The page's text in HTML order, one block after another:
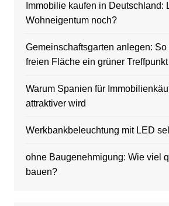
Immobilie kaufen in Deutschland:
Wohneigentum noch?
Gemeinschaftsgarten anlegen:
freien Fläche ein grüner Treffpunkt
Warum Spanien für
attraktiver wird
Werkbankbeleuchtung mit LED
ohne Baugenehmigung: Wie viel
bauen?